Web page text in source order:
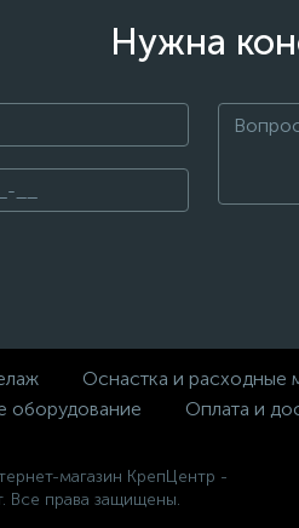
Нужна
Оснастка и расходные
оборудование
Оплата и
магазин КрепЦентр -
Все права защищены.